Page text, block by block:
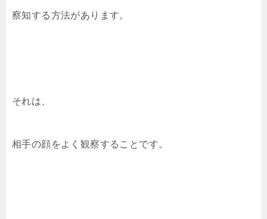
察知する方法があります。
それは、
相手の顔をよく観察することです。